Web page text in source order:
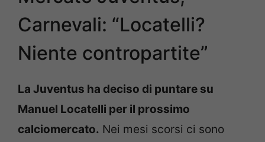
Carnevali: “Locatelli?
Niente contropartite”
La Juventus ha deciso di puntare su
Manuel Locatelli per il prossimo
calciomercato. Nei mesi scorsi ci sono